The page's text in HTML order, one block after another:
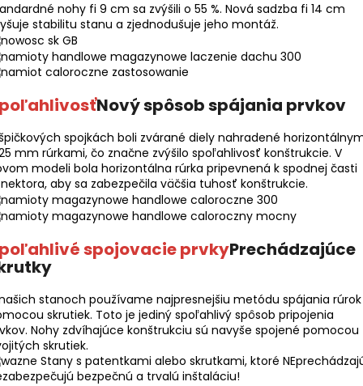
nohy fi 9 cm sa zvýšili o 55 %. Nová sadzba fi 14 cm
stabilitu stanu a zjednodušuje jeho montáž.
Nový spôsob spájania prvkov
spojkách boli zvárané diely nahradené
mm rúrkami, čo značne zvýšilo spoľahlivosť konštrukcie. V
modeli bola horizontálna rúrka pripevnená k spodnej časti
aby sa zabezpečila väčšia tuhosť konštrukcie.
spojovacie prvkyPrechádzajúce
stanoch používame najpresnejšiu metódu spájania rúrok
skrutiek. Toto je jediný spoľahlivý spôsob pripojenia
Nohy zdvíhajúce konštrukciu sú navyše spojené pomocou
skrutiek.
Stany s patentkami alebo skrutkami, ktoré
bezpečnú a trvalú inštaláciu!